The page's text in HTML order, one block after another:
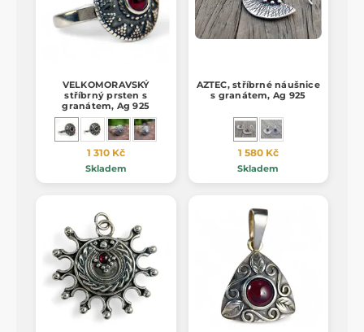
VELKOMORAVSKÝ
stříbrný prsten s
granátem, Ag 925
1 310 Kč
Skladem
AZTEC, stříbrné náušnice
s granátem, Ag 925
1 580 Kč
Skladem